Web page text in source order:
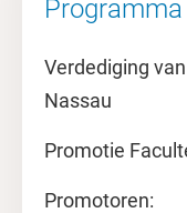
Programma
Verdediging
Nassau
Promotie
Promotoren: